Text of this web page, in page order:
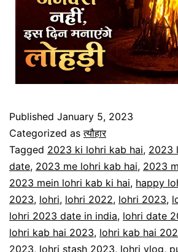
Published January 5, 2023
Categorized asत्यौहार
Tagged 2023 ki lohri kab hai, 2023
date, 2023 me lohri kab hai, 2023
2023 mein lohri kab ki hai, happy
2023, lohri, lohri 2022, lohri 2023,
lohri 2023 date in india, lohri date
lohri kab hai 2023, lohri kab hai
2023, lohri stash 2023, lohri vlog,